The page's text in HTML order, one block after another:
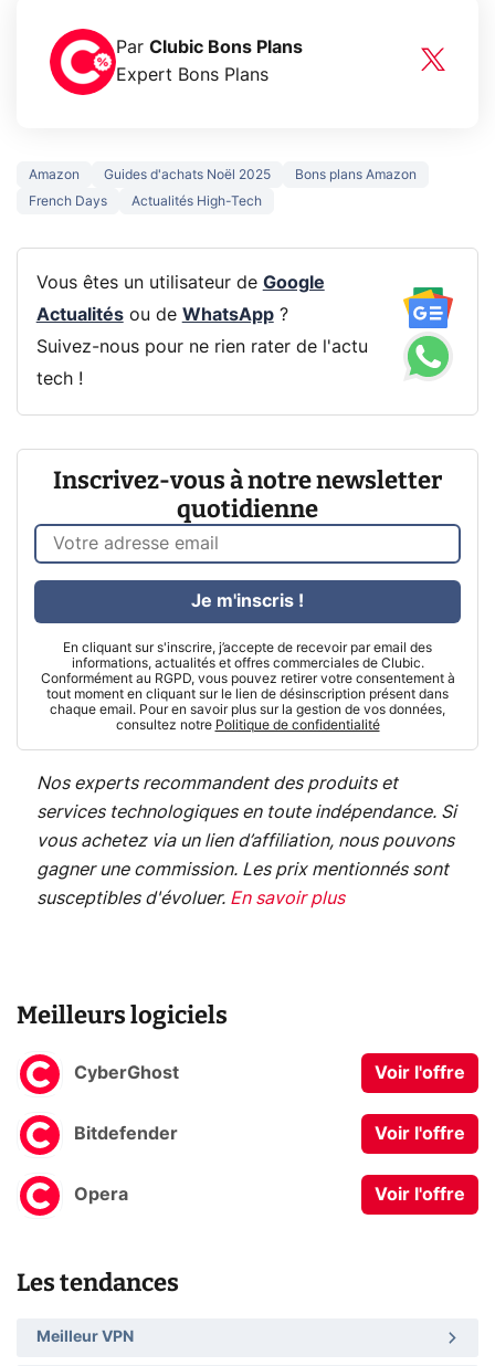
Par Clubic Bons Plans
Expert Bons Plans
Amazon Guides d'achats Noël 2025
Bons plans Amazon
French Days
Actualités High-Tech
Vous êtes un utilisateur de Google
Actualitésou de WhatsApp?
Suivez-nous pour ne rien rater de l'actu
tech !
Inscrivez-vous à notre newsletter
quotidienne
En cliquant sur s'inscrire, j’accepte de recevoir par email des
informations, actualités et offres commerciales de Clubic.
Conformément au RGPD, vous pouvez retirer votre consentement à
tout moment en cliquant sur le lien de désinscription présent dans
chaque email. Pour en savoir plus sur la gestion de vos données,
consultez notre Politique de confidentialité
Je m'inscris !
Nos experts recommandent des produits et
services technologiques en toute indépendance. Si
vous achetez via un lien d’affiliation, nous pouvons
gagner une commission. Les prix mentionnés sont
susceptibles d'évoluer. En savoir plus
Meilleurs logiciels
CyberGhost Voir l'offre
Bitdefender Voir l'offre
Opera Voir l'offre
Les tendances
Meilleur VPN